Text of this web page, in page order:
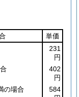
単価
231
円
402
円
の場合
584